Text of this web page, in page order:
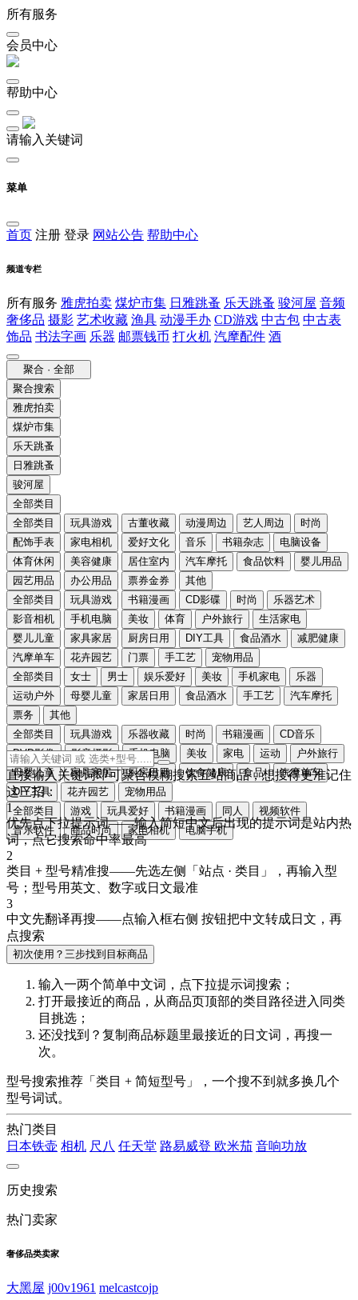
所有服务
会员中心
帮助中心
请输入关键词
菜单
首页 注册 登录 网站公告 帮助中心
频道专栏
所有服务 雅虎拍卖 煤炉市集 日雅跳蚤 乐天跳蚤 骏河屋 音频
奢侈品 摄影 艺术收藏 渔具 动漫手办 CD游戏 中古包 中古表
饰品 书法字画 乐器 邮票钱币 打火机 汽摩配件 酒
聚合 · 全部
聚合搜索
雅虎拍卖
煤炉市集
乐天跳蚤
日雅跳蚤
骏河屋
全部类目
全部类目
玩具游戏 古董收藏 动漫周边 艺人周边
时尚
配饰手表
家电相机 爱好文化 音乐 书籍杂志
电脑设备
体育休闲
美容健康 居住室内 汽车摩托 食品饮料
婴儿用品
园艺用品
办公用品 票券金券
其他
全部类目
玩具游戏 书籍漫画 CD影碟 时尚
乐器艺术
影音相机
手机电脑 美妆 体育 户外旅行
生活家电
婴儿儿童
家具家居 厨房日用 DIY工具 食品酒水
减肥健康
汽摩单车
花卉园艺 门票 手工艺
宠物用品
全部类目
女士 男士 娱乐爱好 美妆 手机家电
乐器
运动户外
母婴儿童 家居日用 食品酒水 手工艺
汽车摩托
票务
其他
全部类目
玩具游戏 乐器收藏 时尚 书籍漫画
CD音乐
DVD影像
影音摄影 手机电脑 美妆 家电 运动
户外旅行
母婴儿童
家具家居 厨房日用 饮食健康 食品
汽摩单车
DIY工具
花卉园艺
宠物用品
全部类目
游戏 玩具爱好 书籍漫画 同人
视频软件
音乐软件
商品时尚 家电相机 电脑手机
直接输入关键词即可聚合模糊搜索五站商品，想搜得更准记住
这三招：
1
优先点下拉提示词——输入简短中文后出现的提示词是站内热
词，点它搜索命中率最高
2
类目 + 型号精准搜——先选左侧「站点 · 类目」，再输入型
号；型号用英文、数字或日文最准
3
中文先翻译再搜——点输入框右侧 按钮把中文转成日文 ，再
点搜索
初次使用？三步找到目标商品
输入一两个简单中文词，点下拉提示词搜索；
打开最接近的商品，从商品页顶部的类目路径进入同类
目挑选；
还没找到？复制商品标题里最接近的 日文词 ，再搜一
次。
型号搜索推荐「类目 + 简短型号」，一个搜不到就多换几个
型号词试。
热门类目
日本铁壶 相机 尺八 任天堂 路易威登 欧米茄 音响功放
历史搜索
热门卖家
奢侈品类卖家
大黑屋 j00v1961 melcastcojp